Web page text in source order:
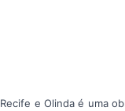
e Olinda é uma